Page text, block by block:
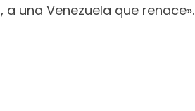
una Venezuela que renace».